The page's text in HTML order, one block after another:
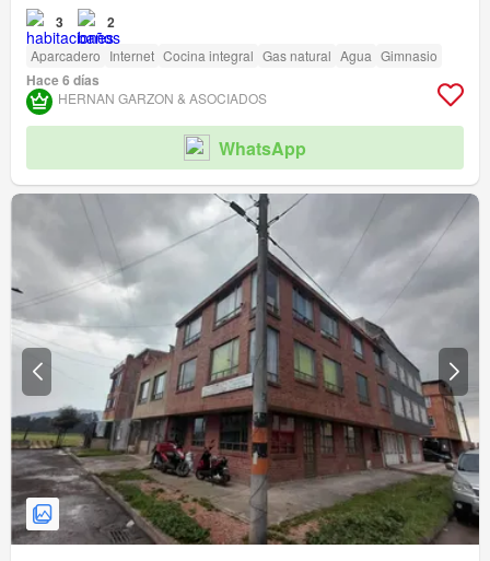
3 2
Aparcadero Internet Cocina integral Gas natural Agua Gimnasio
Hace 6 días
HERNAN GARZON & ASOCIADOS
WhatsApp